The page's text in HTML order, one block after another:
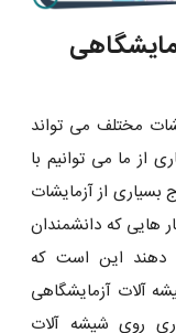
مختلف می تواند
از ما می توانیم با
بسیاری از آزمایشات
هایی که دانشمندان
دهند این است که
آلات آزمایشگاهی
روی شیشه آلات